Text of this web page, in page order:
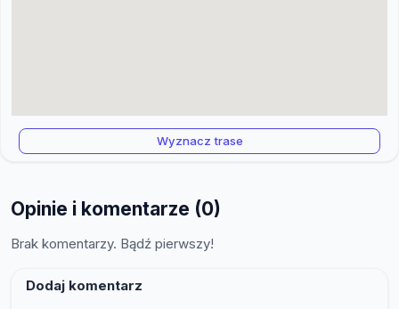
Wyznacz trase
Opinie i komentarze (0)
Brak komentarzy. Bądź pierwszy!
Dodaj komentarz